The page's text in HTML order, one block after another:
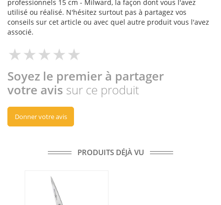
professionnels 15 cm - Milward, la façon dont vous l'avez
utilisé ou réalisé. N'hésitez surtout pas à partagez vos
conseils sur cet article ou avec quel autre produit vous l'avez
associé.
Soyez le premier à partager
votre avis sur ce produit
Donner votre avis
PRODUITS DÉJÀ VU